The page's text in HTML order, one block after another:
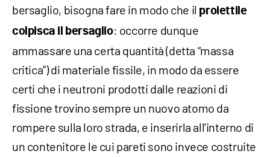
bersaglio, bisogna fare in modo che il proiettile
colpisca il bersaglio: occorre dunque
ammassare una certa quantità (detta “massa
critica”) di materiale fissile, in modo da essere
certi che i neutroni prodotti dalle reazioni di
fissione trovino sempre un nuovo atomo da
rompere sulla loro strada, e inserirla all'interno di
un contenitore le cui pareti sono invece costruite